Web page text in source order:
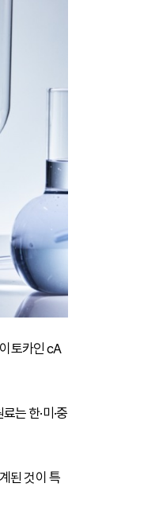
토카인 cA
는 한·미·중
된 것이 특